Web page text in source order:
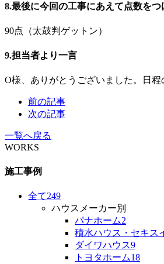
8.最後に今回の工事にあえて点数をつ
90点（太鼓判ゲットン）
9.担当者より一言
O様、ありがとうございました。日
前の記事
次の記事
一覧へ戻る
WORKS
施工事例
全て249
ハウスメーカー別
パナホーム2
積水ハウス・セキス
ダイワハウス9
トヨタホーム18